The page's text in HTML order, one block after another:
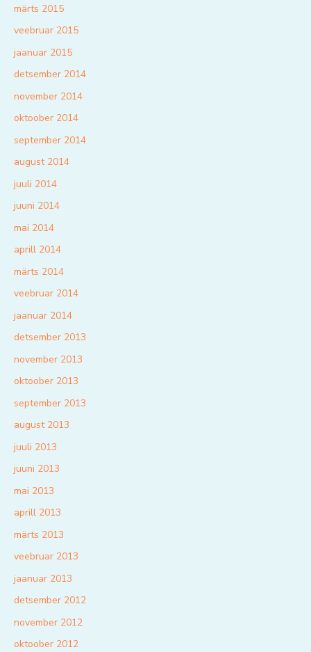
märts 2015
veebruar 2015
jaanuar 2015
detsember 2014
november 2014
oktoober 2014
september 2014
august 2014
juuli 2014
juuni 2014
mai 2014
aprill 2014
märts 2014
veebruar 2014
jaanuar 2014
detsember 2013
november 2013
oktoober 2013
september 2013
august 2013
juuli 2013
juuni 2013
mai 2013
aprill 2013
märts 2013
veebruar 2013
jaanuar 2013
detsember 2012
november 2012
oktoober 2012